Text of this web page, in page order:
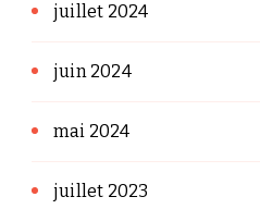
juillet 2024
juin 2024
mai 2024
juillet 2023